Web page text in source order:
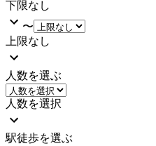
下限なし
〜
上限なし
人数を選ぶ
人数を選択
駅徒歩を選ぶ